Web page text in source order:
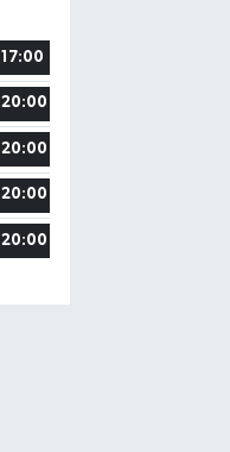
17:00
20:00
20:00
20:00
20:00